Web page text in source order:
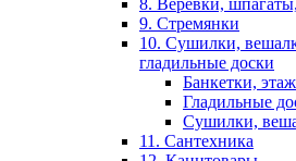
8. Веревки,
9. Стремянки
10. Сушилки,
гладильные доски
Банкетки,
Гладильные
Сушилки,
11. Сантехника